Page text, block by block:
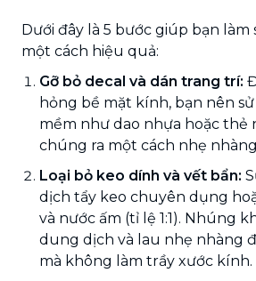
Dưới đây là 5 bước giúp bạn làm
một cách hiệu quả:
Gỡ bỏ decal và dán trang trí:
hỏng bề mặt kính, bạn nên
mềm như dao nhựa hoặc thẻ
chúng ra một cách nhẹ
Loại bỏ keo dính và vết bẩn:
dịch tẩy keo chuyên dụng
và nước ấm (tỉ lệ 1:1). Nhúng
dung dịch và lau nhẹ nhàng
mà không làm trầy xước kính.